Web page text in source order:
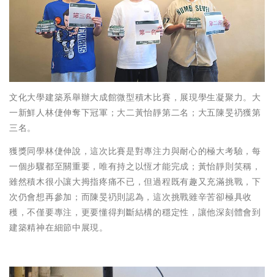
文化大學建築系舉辦大成館微型積木比賽，展現學生凝聚力。大
一新鮮人林倢伸奪下冠軍；大二黃怡靜第二名；大五陳旻礽獲第
三名。
獲獎同學林倢伸說，這次比賽是對專注力與耐心的極大考驗，每
一個步驟都至關重要，唯有持之以恆才能完成；黃怡靜則笑稱，
雖然積木很小讓大拇指疼痛不已，但過程既有趣又充滿挑戰，下
次仍會想再參加；而陳旻礽則認為，這次挑戰雖辛苦卻極具收
穫，不僅要專注，更要懂得判斷結構的穩定性，讓他深刻體會到
建築精神在細節中展現。